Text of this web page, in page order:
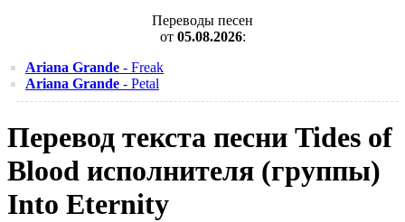
Переводы песен
от 05.08.2026:
Ariana Grande - Freak
Ariana Grande - Petal
Перевод текста песни Tides of
Blood исполнителя (группы)
Into Eternity